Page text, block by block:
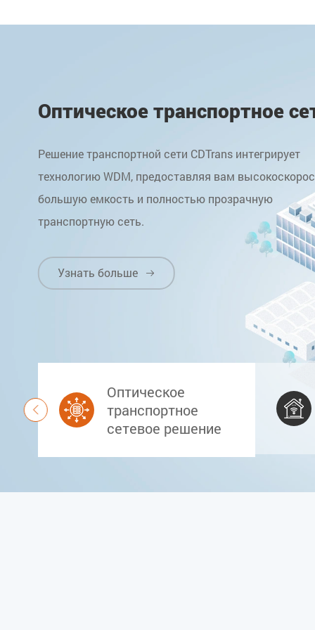
Оптическое транспортное
Решение транспортной сети CDTrans интегрирует
технологию WDM, предоставляя вам
большую емкость и полностью прозрачную
транспортную сеть.
Узнать больше 
Узнать больше 
Узнать больше 
Узнать больше 
Узнать больше 
Оптическое
транспортное
сетевое решение
